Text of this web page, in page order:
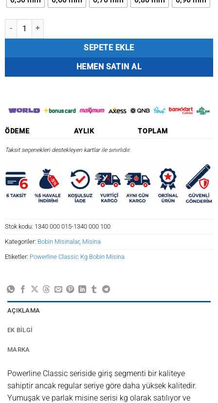
Powerline Classic Kg Bobin Misina adet
SEPETE EKLE
HEMEN SATIN AL
ÖDEME AYLIK TOPLAM
Taksit seçenekleri destekleyen kartlar ile sınırlıdır.
Stok kodu: 1340 000 015-1340 000 100
Kategoriler: Bobin Misinalar, Misina
Etiketler: Powerline Classic Kg Bobin Misina
AÇIKLAMA
EK BILGI
MARKA
Powerline Classic seriside giriş segmenti bir kaliteye
sahiptir ancak regular seriye göre daha yüksek kalitedir.
Yumuşak ve parlak misine serisi kg olarak satılıyor ve